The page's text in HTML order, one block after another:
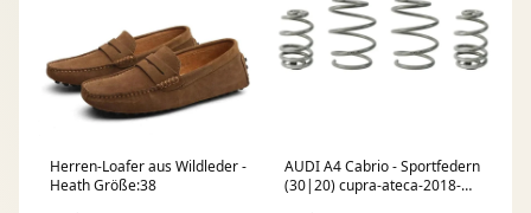
Herren-Loafer aus Wildleder -
Heath Größe:38
AUDI A4 Cabrio - Sportfedern
(30|20) cupra-ateca-2018-